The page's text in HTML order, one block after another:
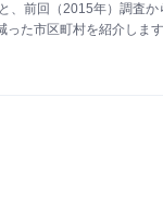
、前回（2015年）調査か
た市区町村を紹介します